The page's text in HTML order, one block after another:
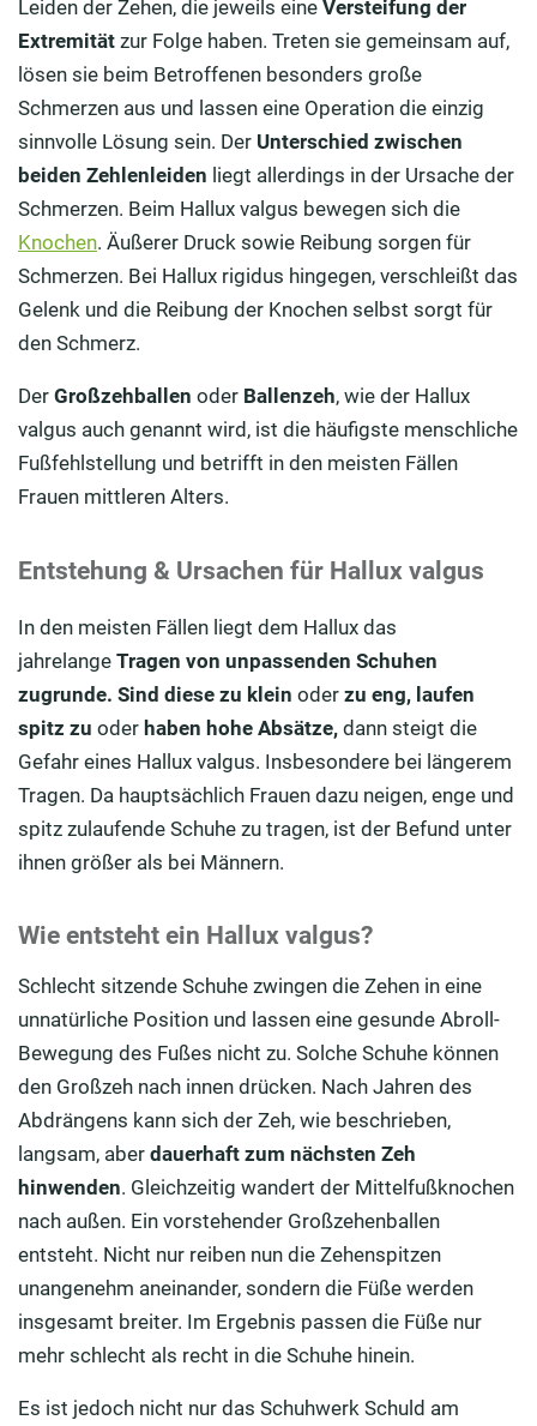
Leiden der Zehen, die jeweils eine Versteifung der
Extremität zur Folge haben. Treten sie gemeinsam auf,
lösen sie beim Betroffenen besonders große
Schmerzen aus und lassen eine Operation die einzig
sinnvolle Lösung sein. Der Unterschied zwischen
beiden Zehlenleiden liegt allerdings in der Ursache der
Schmerzen. Beim Hallux valgus bewegen sich die
Knochen. Äußerer Druck sowie Reibung sorgen für
Schmerzen. Bei Hallux rigidus hingegen, verschleißt das
Gelenk und die Reibung der Knochen selbst sorgt für
den Schmerz.
Der Großzehballen oder Ballenzeh, wie der Hallux
valgus auch genannt wird, ist die häufigste menschliche
Fußfehlstellung und betrifft in den meisten Fällen
Frauen mittleren Alters.
Entstehung & Ursachen für Hallux valgus
In den meisten Fällen liegt dem Hallux das
jahrelange Tragen von unpassenden Schuhen
zugrunde. Sind diese zu klein oder zu eng, laufen
spitz zu oder haben hohe Absätze, dann steigt die
Gefahr eines Hallux valgus. Insbesondere bei längerem
Tragen. Da hauptsächlich Frauen dazu neigen, enge und
spitz zulaufende Schuhe zu tragen, ist der Befund unter
ihnen größer als bei Männern.
Wie entsteht ein Hallux valgus?
Schlecht sitzende Schuhe zwingen die Zehen in eine
unnatürliche Position und lassen eine gesunde Abroll-
Bewegung des Fußes nicht zu. Solche Schuhe können
den Großzeh nach innen drücken. Nach Jahren des
Abdrängens kann sich der Zeh, wie beschrieben,
langsam, aber dauerhaft zum nächsten Zeh
hinwenden. Gleichzeitig wandert der Mittelfußknochen
nach außen. Ein vorstehender Großzehenballen
entsteht. Nicht nur reiben nun die Zehenspitzen
unangenehm aneinander, sondern die Füße werden
insgesamt breiter. Im Ergebnis passen die Füße nur
mehr schlecht als recht in die Schuhe hinein.
Es ist jedoch nicht nur das Schuhwerk Schuld am